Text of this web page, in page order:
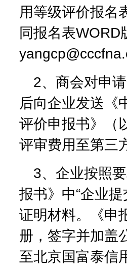
用等级评价报名
同报名表WORD
2、商会对申
后向企业发送《
评价申报书》（
评审费用至第三
3、企业按照
报书》中“企业
证明材料。《申
册，签字并加盖
至北京国富泰信